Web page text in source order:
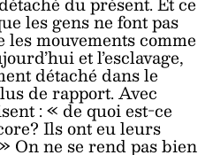
les gens ne font pas
mouvements comme
et l’esclavage,
détaché dans le
de rapport. Avec
:« de quoi est-ce
Ils ont eu leurs
» On ne se rend pas bien